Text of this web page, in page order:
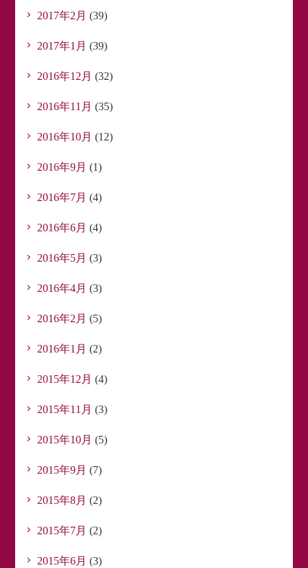
2017年2月 (39)
2017年1月 (39)
2016年12月 (32)
2016年11月 (35)
2016年10月 (12)
2016年9月 (1)
2016年7月 (4)
2016年6月 (4)
2016年5月 (3)
2016年4月 (3)
2016年2月 (5)
2016年1月 (2)
2015年12月 (4)
2015年11月 (3)
2015年10月 (5)
2015年9月 (7)
2015年8月 (2)
2015年7月 (2)
2015年6月 (3)